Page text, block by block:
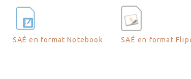
SAÉ en format Notebook SAÉ en format